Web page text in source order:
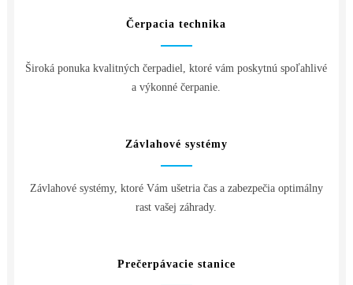
Čerpacia technika
Široká ponuka kvalitných čerpadiel, ktoré vám poskytnú spoľahlivé
a výkonné čerpanie.
Závlahové systémy
Závlahové systémy, ktoré Vám ušetria čas a zabezpečia optimálny
rast vašej záhrady.
Prečerpávacie stanice